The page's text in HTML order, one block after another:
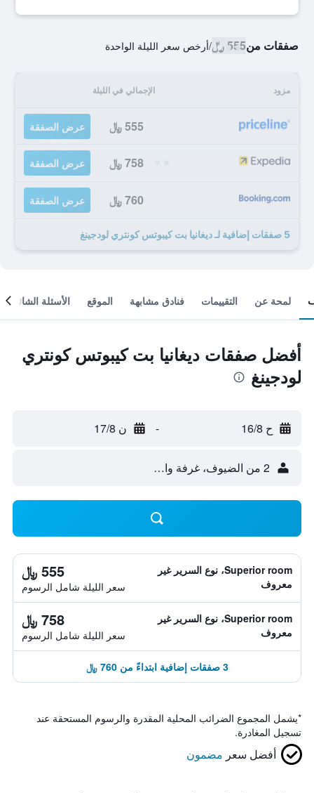
صفقات من555 ﷼ /أرخص سعر الليلة الواحدة
مزود الإجمالي في الليلة
555 ﷼ عرض الصفقة
758 ﷼ عرض الصفقة
760 ﷼ عرض الصفقة
5 صفقات إضافية لـ ديغانيا بت كيبوتس كونتري لودجينغ
لمحة عن التقييمات فنادق مشابهة الموقع الأسئلة الشائعة
أفضل صفقات ديغانيا بت كيبوتس كونتري
لودجينغ
ح 16/8 - ن 17/8
2 من الضيوف، غرفة واحدة
Superior room، نوع السرير غير
معروف
555 ﷼
سعر الليلة شامل الرسوم
Superior room، نوع السرير غير
معروف
758 ﷼
سعر الليلة شامل الرسوم
3 صفقات إضافية ابتداءً من 760 ﷼
*يشمل المجموع الضرائب المحلية المقدرة والرسوم المستحقة عند
تسجيل المغادرة.
أفضل سعر مضمون